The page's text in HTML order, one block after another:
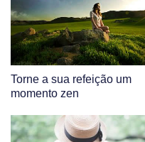
Torne a sua refeição um
momento zen